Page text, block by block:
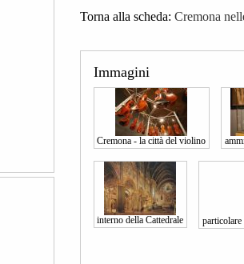
Torna alla scheda: Cremona
Immagini
Cremona - la città del violino
interno della Cattedrale